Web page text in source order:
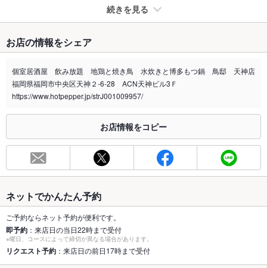
続きを見る
禁煙・喫煙 分煙（仕切りあり）
喫煙専用室 なし
※2020年4月1日～受動喫煙対策に関する法律が施行されています。正しい情報はお店へお問い
総席数
80席(個室 6×4名様席、4×3名様席、、2×2名様席、1×40名様席
容人数
は是非☆)
個室
あり ：2～6名様完全個室、天神で居酒屋利用 合コン 女子
会 誕生日・記念日 個室宴会 接待 各種宴会に最適♪
座敷
なし ：最大40名様迄OK！天神ゆったり掘り炬燵のお席で個室
お店の情報をシェア
個室居酒屋 飲み放題 地鶏と焼き鳥 水炊きと博多もつ鍋 鳥邸 天神店
福岡県福岡市中央区天神２-6-28 ACN天神ビル3Ｆ
https://www.hotpepper.jp/strJ001009957/
お店情報をコピー
ネットでかんたん予約
ご予約ならネット予約が便利です。
即予約 ：来店日の当日22時まで受付
※曜日、コースによって締切が異なる場合があります。
リクエスト予約 ：来店日の前日17時まで受付